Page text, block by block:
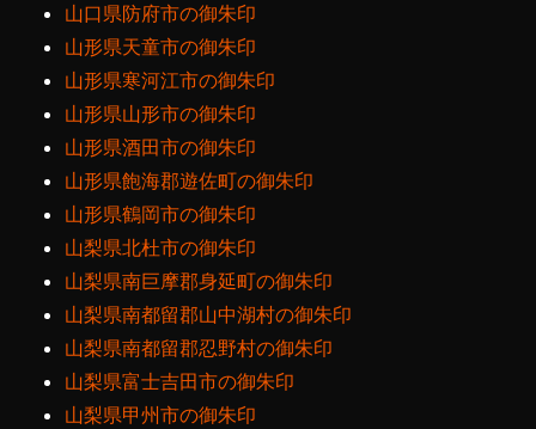
山口県防府市の御朱印
山形県天童市の御朱印
山形県寒河江市の御朱印
山形県山形市の御朱印
山形県酒田市の御朱印
山形県飽海郡遊佐町の御朱印
山形県鶴岡市の御朱印
山梨県北杜市の御朱印
山梨県南巨摩郡身延町の御朱印
山梨県南都留郡山中湖村の御朱印
山梨県南都留郡忍野村の御朱印
山梨県富士吉田市の御朱印
山梨県甲州市の御朱印